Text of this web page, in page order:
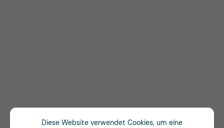
Diese Website verwendet Cookies, um eine